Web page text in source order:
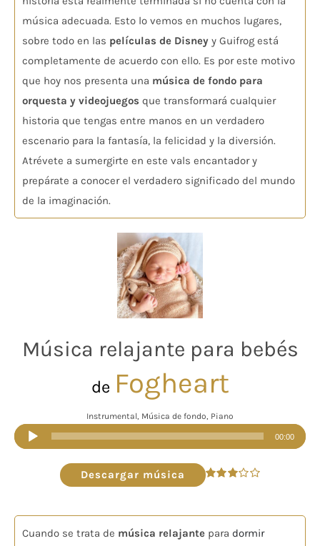
música adecuada. Esto lo vemos en muchos lugares,
sobre todo en las películas de Disney y Guifrog está
completamente de acuerdo con ello. Es por este motivo
que hoy nos presenta una música de fondo para
orquesta y videojuegos que transformará cualquier
historia que tengas entre manos en un verdadero
escenario para la fantasía, la felicidad y la diversión.
Atrévete a sumergirte en este vals encantador y
prepárate a conocer el verdadero significado del mundo
de la imaginación.
Música relajante para bebés
de Fogheart
Instrumental, Música de fondo, Piano
Reproductor
de
audio
00:00
Descargar música
Cuando se trata de música relajante para dormir